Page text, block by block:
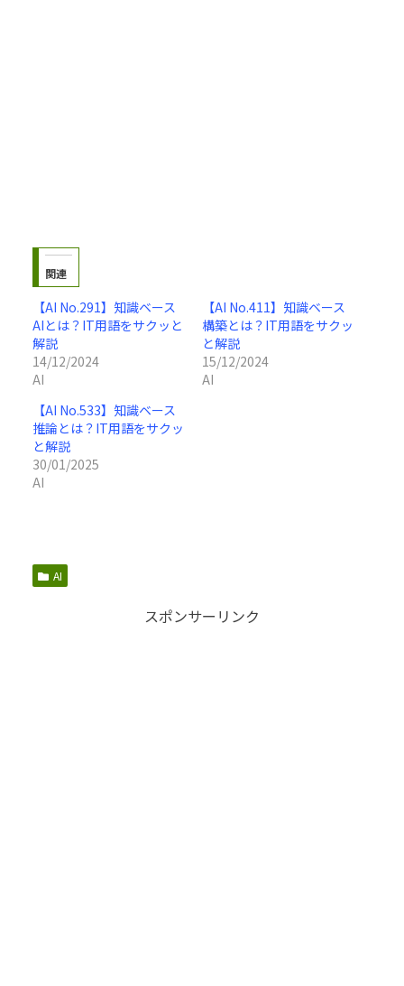
関連
【AI No.291】知識ベース
AIとは？IT用語をサクッと
解説
14/12/2024
AI
【AI No.411】知識ベース
構築とは？IT用語をサクッ
と解説
15/12/2024
AI
【AI No.533】知識ベース
推論とは？IT用語をサクッ
と解説
30/01/2025
AI
AI
スポンサーリンク